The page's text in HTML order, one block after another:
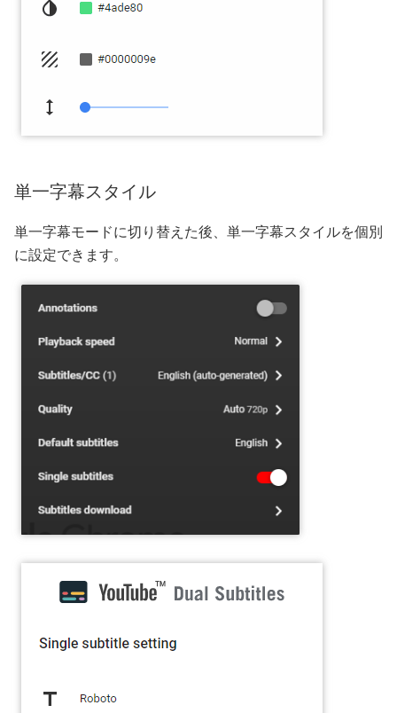
単一字幕スタイル
単一字幕モードに切り替えた後、単一字幕スタイルを個別
に設定できます。